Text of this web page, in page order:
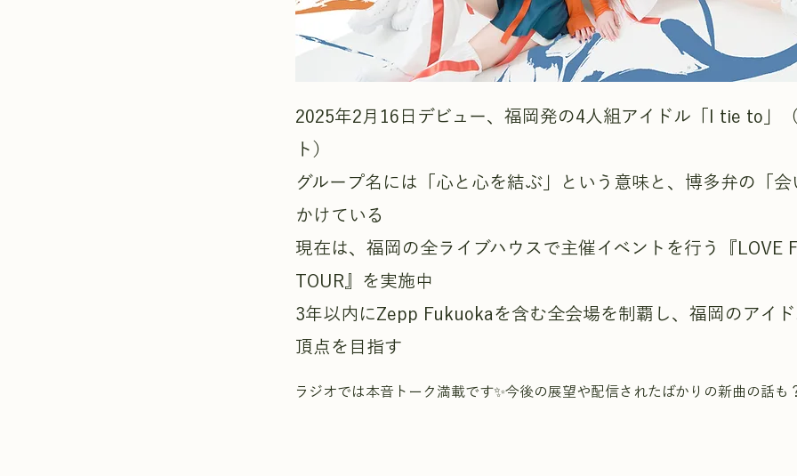
2025年2月16日デビュー、福岡発の4人組アイドル「I tie to」
ト）
グループ名には「心と心を結ぶ」という意味と、博多弁の「会
かけている
現在は、福岡の全ライブハウスで主催イベントを行う『LOVE
TOUR』を実施中
3年以内にZepp Fukuokaを含む全会場を制覇し、福岡のアイ
頂点を目指す
ラジオでは本音トーク満載です✨今後の展望や配信されたばかりの新曲の話も